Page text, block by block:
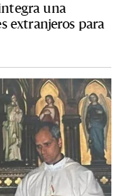
una
extranjeros para